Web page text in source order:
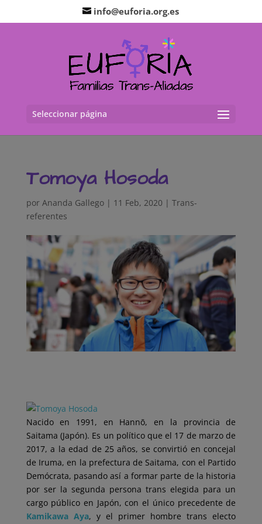
info@euforia.org.es
Seleccionar página
Tomoya Hosoda
por Ananda Gallego| 11 Feb, 2020 | Trans-
referentes
Nacido en 1991, en Hannō, en la provincia de
Saitama (Japón). Es un político que el 17 de marzo de
2017, a la edad de 25 años, se convirtió en concejal
de Iruma, en la prefectura de Saitama, con el Partido
Demócrata, pasando así a formar parte de la historia
por ser la segunda persona trans elegida para un
cargo público en Japón, con el único precedente de
Kamikawa Aya, y el primer hombre trans electo